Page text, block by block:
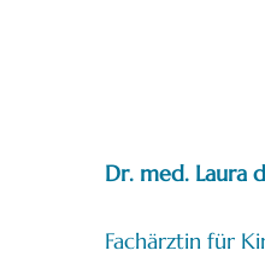
Dr. med. Laura
Fachärztin für